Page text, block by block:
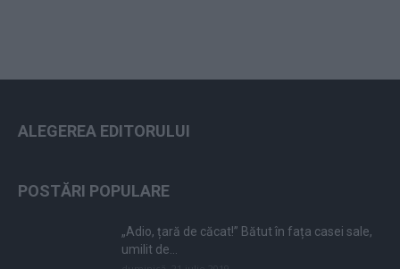
ALEGEREA EDITORULUI
POSTĂRI POPULARE
„Adio, țară de căcat!” Bătut în fața casei sale,
umilit de...